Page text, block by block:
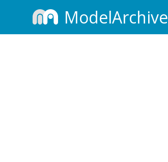
ModelArchive